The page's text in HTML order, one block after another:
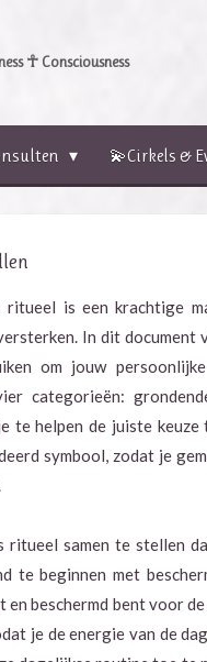
☥ Consciousness
💫Cirkels &
ritueel is een krachtige
In dit document
om jouw
categorieën:
te helpen de juiste
symbool, zodat je
ritueel samen te stellen
beginnen met
beschermd bent voor
je de energie van de